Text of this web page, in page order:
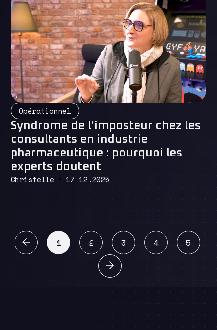
Opérationnel
Syndrome de l’imposteur chez les
consultants en industrie
pharmaceutique : pourquoi les
experts doutent
Christelle 17.12.2025
Read More
Précédent 1 2 3 4
5
Suivant